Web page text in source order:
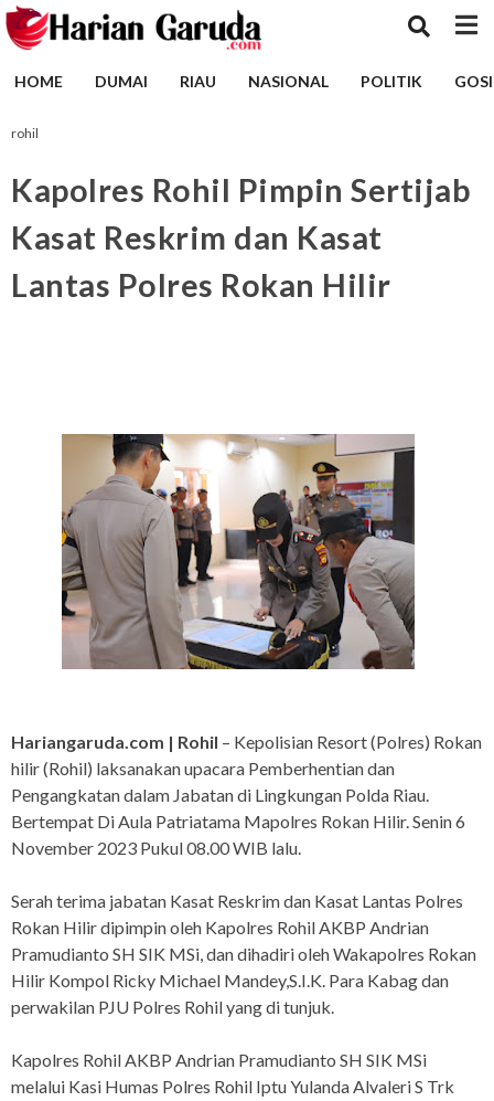
HOME DUMAI RIAU NASIONAL POLITIK
rohil
Kapolres Rohil Pimpin Sertijab
Kasat Reskrim dan Kasat
Lantas Polres Rokan Hilir
Hariangaruda.com | Rohil – Kepolisian Resort (Polres) Rokan
hilir (Rohil) laksanakan upacara Pemberhentian dan
Pengangkatan dalam Jabatan di Lingkungan Polda Riau.
Bertempat Di Aula Patriatama Mapolres Rokan Hilir. Senin 6
November 2023 Pukul 08.00 WIB lalu.
Serah terima jabatan Kasat Reskrim dan Kasat Lantas Polres
Rokan Hilir dipimpin oleh Kapolres Rohil AKBP Andrian
Pramudianto SH SIK MSi, dan dihadiri oleh Wakapolres Rokan
Hilir Kompol Ricky Michael Mandey,S.I.K. Para Kabag dan
perwakilan PJU Polres Rohil yang di tunjuk.
Kapolres Rohil AKBP Andrian Pramudianto SH SIK MSi
melalui Kasi Humas Polres Rohil Iptu Yulanda Alvaleri S Trk